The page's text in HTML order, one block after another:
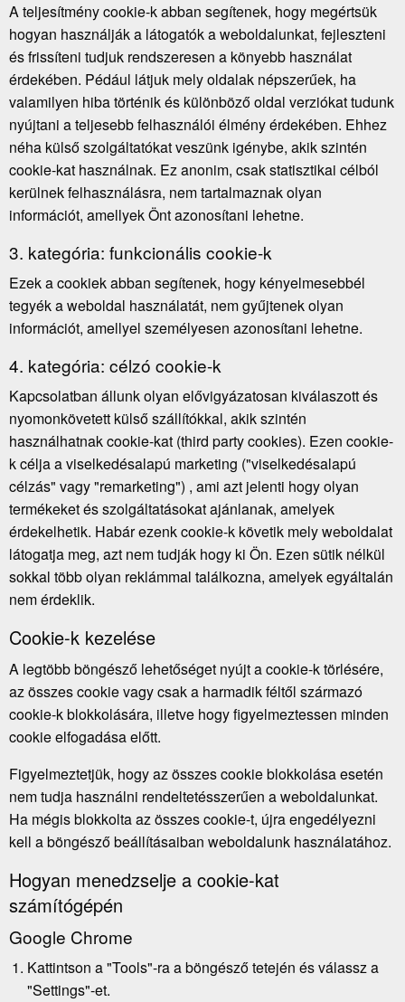
A teljesítmény cookie-k abban segítenek, hogy megértsük
hogyan használják a látogatók a weboldalunkat, fejleszteni
és frissíteni tudjuk rendszeresen a könyebb használat
érdekében. Pédául látjuk mely oldalak népszerűek, ha
valamilyen hiba történik és különböző oldal verziókat tudunk
nyújtani a teljesebb felhasználói élmény érdekében. Ehhez
néha külső szolgáltatókat veszünk igénybe, akik szintén
cookie-kat használnak. Ez anonim, csak statisztikai célból
kerülnek felhasználásra, nem tartalmaznak olyan
információt, amellyek Önt azonosítani lehetne.
3. kategória: funkcionális cookie-k
Ezek a cookiek abban segítenek, hogy kényelmesebbél
tegyék a weboldal használatát, nem gyűjtenek olyan
információt, amellyel személyesen azonosítani lehetne.
4. kategória: célzó cookie-k
Kapcsolatban állunk olyan elővigyázatosan kiválaszott és
nyomonkövetett külső szállítókkal, akik szintén
használhatnak cookie-kat (third party cookies). Ezen cookie-
k célja a viselkedésalapú marketing ("viselkedésalapú
célzás" vagy "remarketing") , ami azt jelenti hogy olyan
termékeket és szolgáltatásokat ajánlanak, amelyek
érdekelhetik. Habár ezenk cookie-k követik mely weboldalat
látogatja meg, azt nem tudják hogy ki Ön. Ezen sütik nélkül
sokkal több olyan reklámmal találkozna, amelyek egyáltalán
nem érdeklik.
Cookie-k kezelése
A legtöbb böngésző lehetőséget nyújt a cookie-k törlésére,
az összes cookie vagy csak a harmadik féltől származó
cookie-k blokkolására, illetve hogy figyelmeztessen minden
cookie elfogadása előtt.
Figyelmeztetjük, hogy az összes cookie blokkolása esetén
nem tudja használni rendeltetésszerűen a weboldalunkat.
Ha mégis blokkolta az összes cookie-t, újra engedélyezni
kell a böngésző beállításaiban weboldalunk használatához.
Hogyan menedzselje a cookie-kat
számítógépén
Google Chrome
Kattintson a "Tools"-ra a böngésző tetején és válassz a
"Settings"-et.